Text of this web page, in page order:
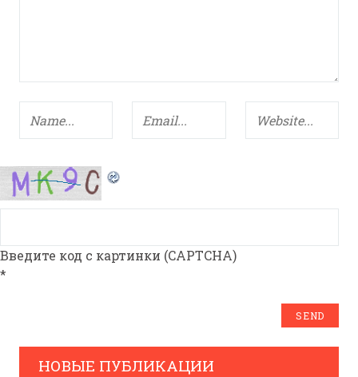
Введите код с картинки (CAPTCHA)
*
НОВЫЕ ПУБЛИКАЦИИ